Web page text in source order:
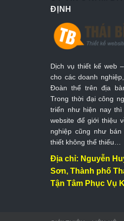
ĐỊNH
Dịch vụ thiết kế web
cho các doanh
Đoàn thể trên địa
Trong thời đại công
triển như hiện nay
website để giới thiệu
nghiệp cũng như
thiết không thể thiếu…
Địa chỉ: Nguyễn
Sơn, Thành phố
Tận Tâm Phục Vụ